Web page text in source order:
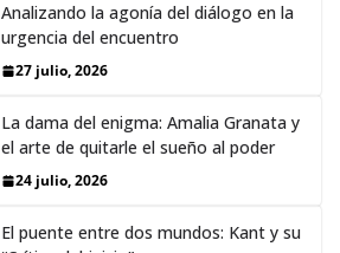
Analizando la agonía del diálogo en la
urgencia del encuentro
27 julio, 2026
La dama del enigma: Amalia Granata y
el arte de quitarle el sueño al poder
24 julio, 2026
El puente entre dos mundos: Kant y su